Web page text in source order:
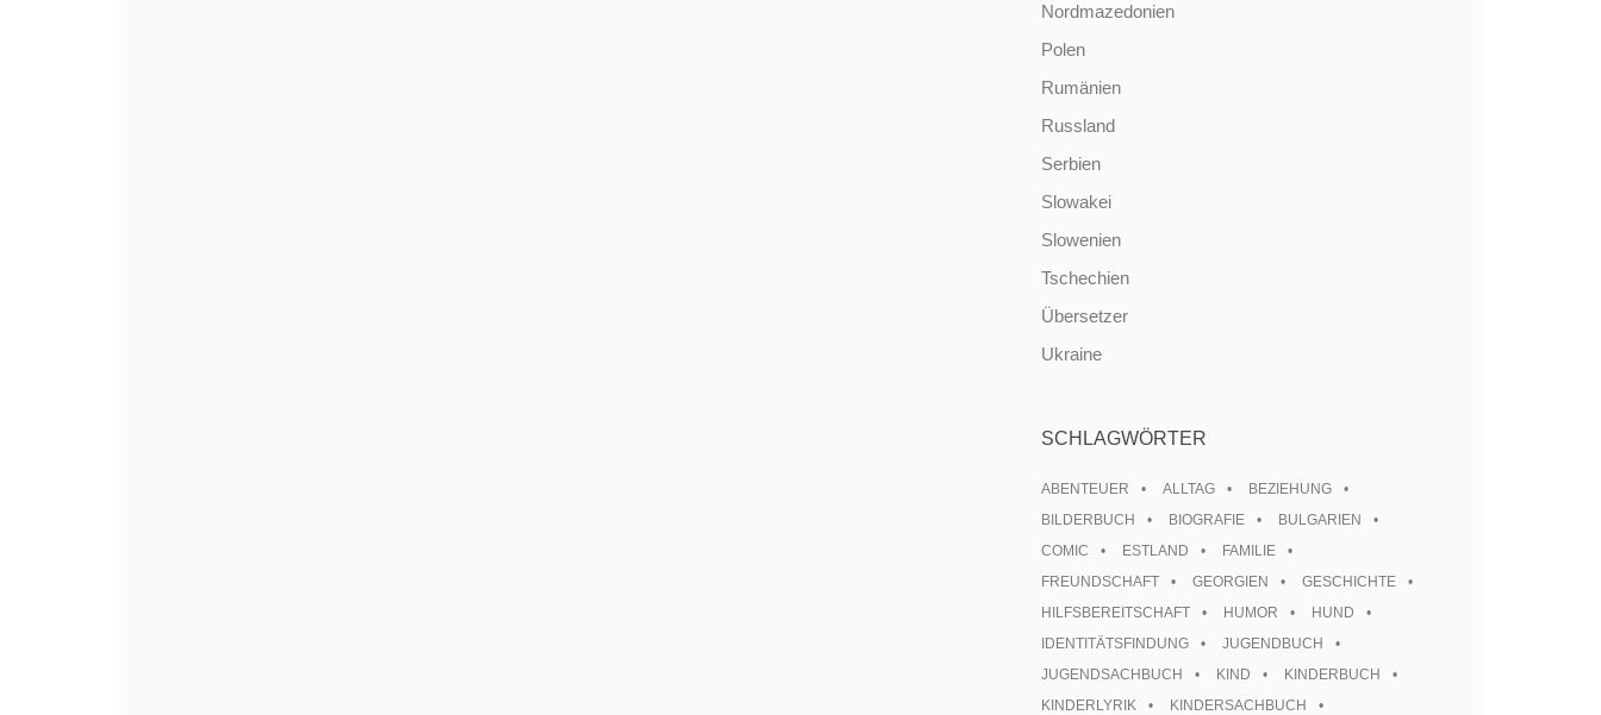
Nordmazedonien
Polen
Rumänien
Russland
Serbien
Slowakei
Slowenien
Tschechien
Übersetzer
Ukraine
SCHLAGWÖRTER
ABENTEUER ALLTAG
BEZIEHUNG
BILDERBUCH
BIOGRAFIE
BULGARIEN
COMIC
ESTLAND
FAMILIE
FREUNDSCHAFT
GEORGIEN
GESCHICHTE
HILFSBEREITSCHAFT
HUMOR
HUND
IDENTITÄTSFINDUNG
JUGENDBUCH
JUGENDSACHBUCH
KIND
KINDERBUCH
KINDERLYRIK
KINDERSACHBUCH